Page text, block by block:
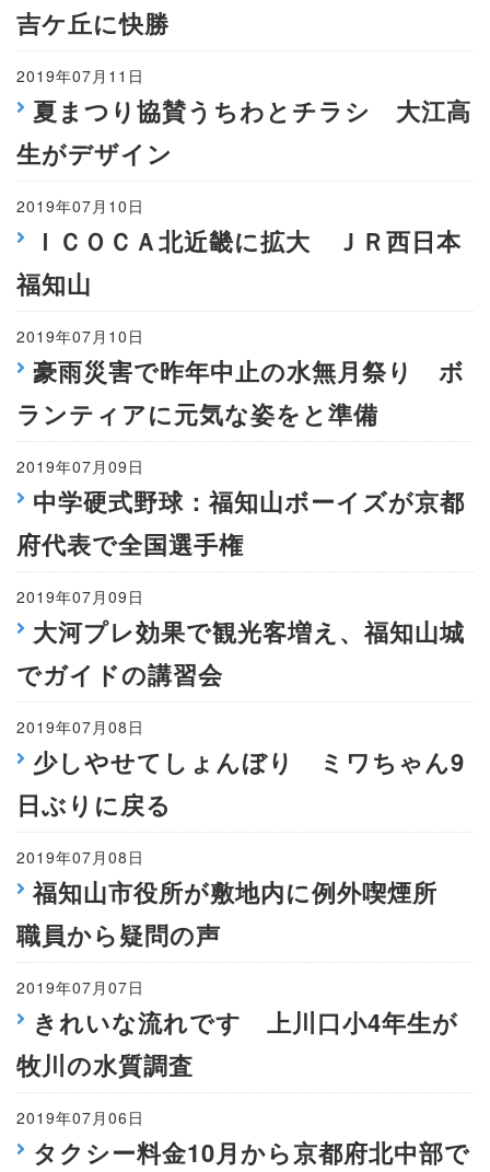
吉ケ丘に快勝
2019年07月11日
夏まつり協賛うちわとチラシ 大江高
生がデザイン
2019年07月10日
ＩＣＯＣＡ北近畿に拡大 ＪＲ西日本
福知山
2019年07月10日
豪雨災害で昨年中止の水無月祭り ボ
ランティアに元気な姿をと準備
2019年07月09日
中学硬式野球：福知山ボーイズが京都
府代表で全国選手権
2019年07月09日
大河プレ効果で観光客増え、福知山城
でガイドの講習会
2019年07月08日
少しやせてしょんぼり ミワちゃん9
日ぶりに戻る
2019年07月08日
福知山市役所が敷地内に例外喫煙所
職員から疑問の声
2019年07月07日
きれいな流れです 上川口小4年生が
牧川の水質調査
2019年07月06日
タクシー料金10月から京都府北中部で